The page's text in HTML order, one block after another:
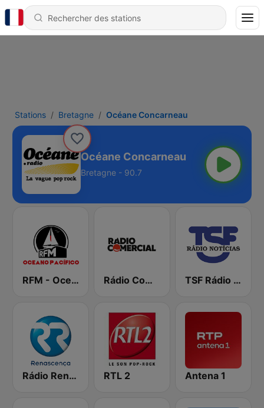
Stations Bretagne Océane Concarneau
Océane Concarneau
Bretagne - 90.7
RFM - Oceano Pacífico Online Rádio Comercial TSF Rádio Notícias
Rádio Renascença RTL 2 Antena 1